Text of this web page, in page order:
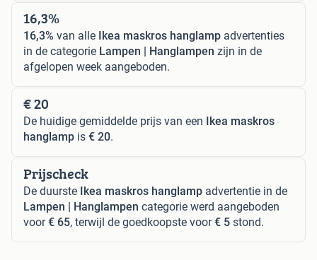
16,3%
16,3% van alle Ikea maskros hanglamp advertenties
in de categorie Lampen | Hanglampen zijn in de
afgelopen week aangeboden.
€ 20
De huidige gemiddelde prijs van een Ikea maskros
hanglamp is € 20.
Prijscheck
De duurste Ikea maskros hanglamp advertentie in de
Lampen | Hanglampen categorie werd aangeboden
voor€ 65, terwijl de goedkoopste voor€ 5 stond.